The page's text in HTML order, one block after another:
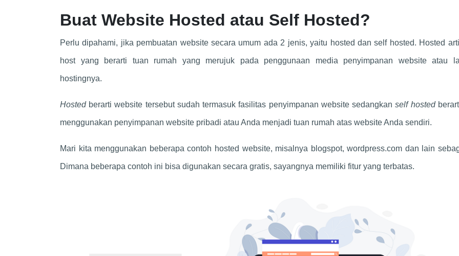
Buat Website Hosted atau Self Hosted?
Perlu dipahami, jika pembuatan website secara umum ada 2 jenis, yaitu hosted dan self hosted. Hosted
host yang berarti tuan rumah yang merujuk pada penggunaan media penyimpanan website atau
hostingnya.
Hostedberarti website tersebut sudah termasuk fasilitas penyimpanan website sedangkanself hosted
menggunakan penyimpanan website pribadi atau Anda menjadi tuan rumah atas website Anda sendiri.
Mari kita menggunakan beberapa contoh hosted website, misalnya blogspot, wordpress.com dan lain
Dimana beberapa contoh ini bisa digunakan secara gratis, sayangnya memiliki fitur yang terbatas.